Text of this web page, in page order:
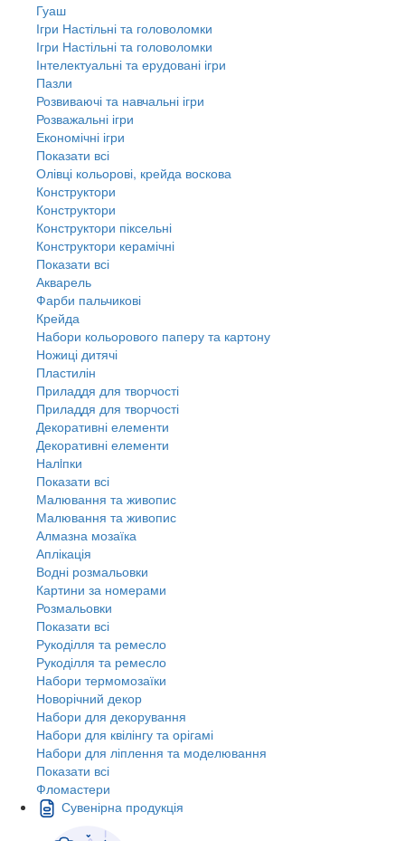
Гуаш
Ігри Настільні та головоломки
Ігри Настільні та головоломки
Інтелектуальні та ерудовані ігри
Пазли
Розвиваючі та навчальні ігри
Розважальні ігри
Економічні ігри
Показати всі
Олівці кольорові, крейда воскова
Конструктори
Конструктори
Конструктори піксельні
Конструктори керамічні
Показати всі
Акварель
Фарби пальчикові
Крейда
Набори кольорового паперу та картону
Ножиці дитячі
Пластилін
Приладдя для творчості
Приладдя для творчості
Декоративні елементи
Декоративні елементи
Налiпки
Показати всі
Малювання та живопис
Малювання та живопис
Алмазна мозаїка
Аплікація
Водні розмальовки
Картини за номерами
Розмальовки
Показати всі
Рукоділля та ремесло
Рукоділля та ремесло
Набори термомозаїки
Новорічний декор
Набори для декорування
Набори для квілінгу та орігамі
Набори для ліплення та моделювання
Показати всі
Фломастери
Сувенірна продукція